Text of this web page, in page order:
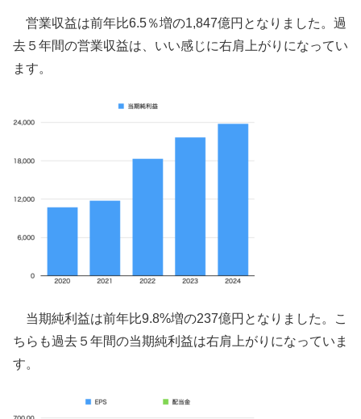
営業収益は前年比6.5％増の1,847億円となりました。過
去５年間の営業収益は、いい感じに右肩上がりになってい
ます。
当期純利益は前年比9.8%増の237億円となりました。こ
ちらも過去５年間の当期純利益は右肩上がりになっていま
す。